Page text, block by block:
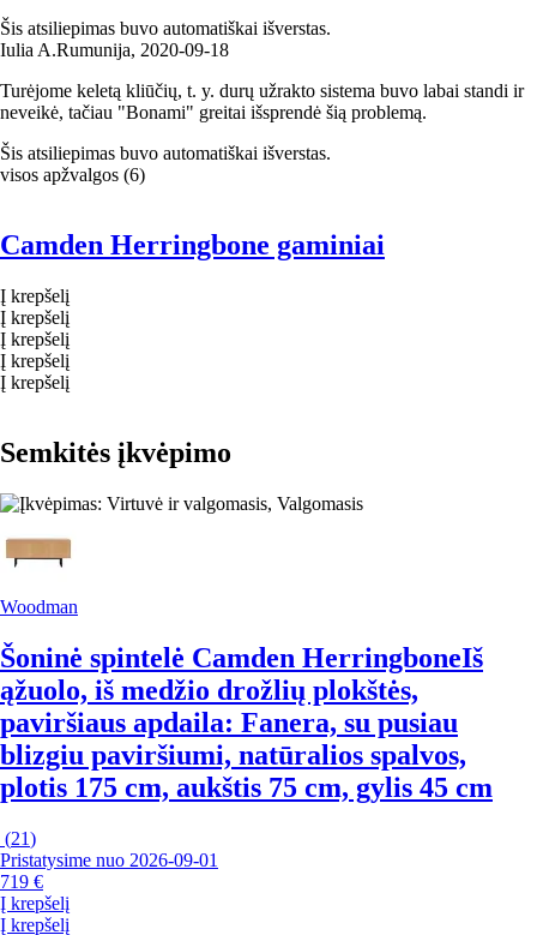
Šis atsiliepimas buvo automatiškai išverstas.
Iulia A.Rumunija, 2020‑09‑18
Turėjome keletą kliūčių, t. y. durų užrakto sistema buvo labai standi ir
neveikė, tačiau "Bonami" greitai išsprendė šią problemą.
Šis atsiliepimas buvo automatiškai išverstas.
visos apžvalgos (6)
Camden Herringbone gaminiai
Į krepšelį
Į krepšelį
Į krepšelį
Į krepšelį
Į krepšelį
Semkitės įkvėpimo
Woodman
Šoninė spintelė Camden HerringboneIš
ąžuolo, iš medžio drožlių plokštės,
paviršiaus apdaila: Fanera, su pusiau
blizgiu paviršiumi, natūralios spalvos,
plotis 175 cm, aukštis 75 cm, gylis 45 cm
(21)
Pristatysime nuo 2026‑09‑01
719 €
Į krepšelį
Į krepšelį